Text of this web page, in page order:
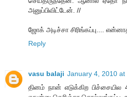
அனுப்பிவிட்டேன். //
ஜோக் அடிச்சா சிரிங்கப்பு....
Reply
vasu balaji January 4, 2010 at
தினம் நான் எடுக்கிற